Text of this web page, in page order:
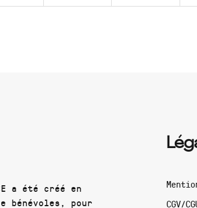
a été créé en
bénévoles, pour
CGV/